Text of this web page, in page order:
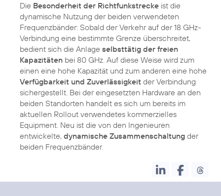
Die Besonderheit der Richtfunkstrecke ist die
dynamische Nutzung der beiden verwendeten
Frequenzbänder: Sobald der Verkehr auf der 18 GHz-
Verbindung eine bestimmte Grenze überschreitet,
bedient sich die Anlage selbsttätig der freien
Kapazitäten bei 80 GHz. Auf diese Weise wird zum
einen eine hohe Kapazität und zum anderen eine hohe
Verfügbarkeit und Zuverlässigkeit der Verbindung
sichergestellt. Bei der eingesetzten Hardware an den
beiden Standorten handelt es sich um bereits im
aktuellen Rollout verwendetes kommerzielles
Equipment. Neu ist die von den Ingenieuren
entwickelte, dynamische Zusammenschaltung der
beiden Frequenzbänder.